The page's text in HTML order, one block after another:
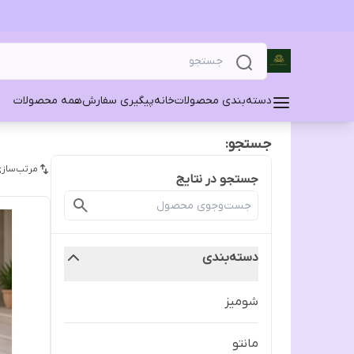
دسته‌بندی محصولاتخانهپیگیری سفارشهمه محصولات
جستجو:
جستجو در نتایج
دسته‌بندی
شومیز
مانتو